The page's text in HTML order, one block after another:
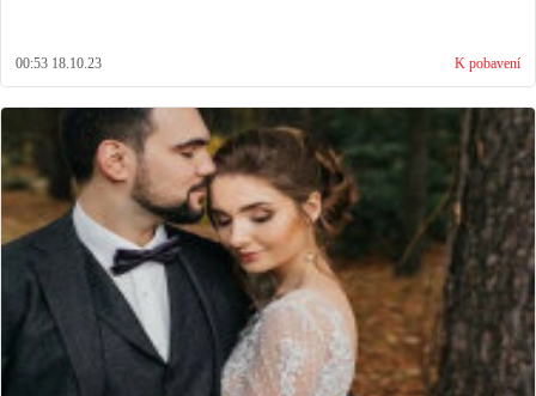
00:53 18.10.23 K pobavení